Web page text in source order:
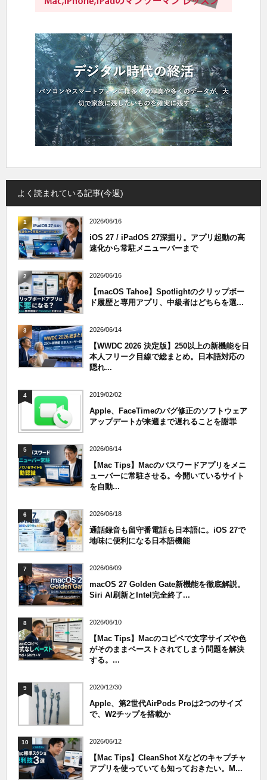
よく読まれている記事(今週)
1 2026/06/16
iOS 27 / iPadOS 27深掘り。アプリ起動の高
速化から常駐メニューバーまで
2 2026/06/16
【macOS Tahoe】Spotlightのクリップボー
ド履歴と専用アプリ、中級者はどちらを選...
3 2026/06/14
【WWDC 2026 決定版】250以上の新機能を日
本人フリーク目線で総まとめ。日本語対応の
隠れ...
4 2019/02/02
Apple、FaceTimeのバグ修正のソフトウェア
アップデートが来週まで遅れることを謝罪
5 2026/06/14
【Mac Tips】Macのパスワードアプリをメニ
ューバーに常駐させる。今開いているサイト
を自動...
6 2026/06/18
通話録音も留守番電話も日本語に。iOS 27で
地味に便利になる日本語機能
7 2026/06/09
macOS 27 Golden Gate新機能を徹底解説。
Siri AI刷新とIntel完全終了...
8 2026/06/10
【Mac Tips】Macのコピペで文字サイズや色
がそのままペーストされてしまう問題を解決
する。...
9 2020/12/30
Apple、第2世代AirPods Proは2つのサイズ
で、W2チップを搭載か
10 2026/06/12
【Mac Tips】CleanShot Xなどのキャプチャ
アプリを使っていても知っておきたい。M...